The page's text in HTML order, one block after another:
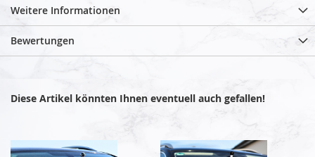
Weitere Informationen
Bewertungen
Diese Artikel könnten Ihnen eventuell auch gefallen!